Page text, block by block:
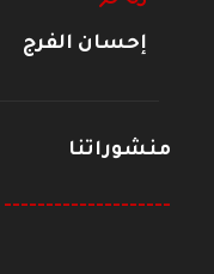
إحسان الفرج
منشوراتنا
--------------------